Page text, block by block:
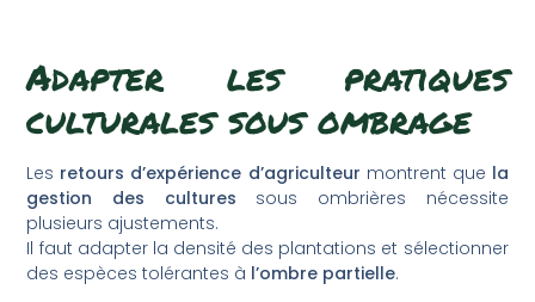
Adapter les pratiques
culturales sous ombrage
Les retours d’expérience d’agriculteur montrent que la
gestion des cultures sous ombrières nécessite
plusieurs ajustements.
Il faut adapter la densité des plantations et sélectionner
des espèces tolérantes à l’ombre partielle.